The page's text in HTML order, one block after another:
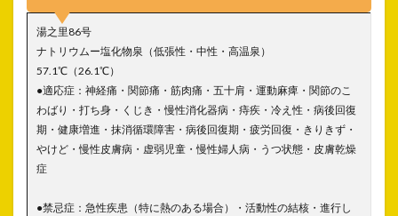
湯之里86号
ナトリウムー塩化物泉（低張性・中性・高温泉）
57.1℃（26.1℃）
●適応症：神経痛・関節痛・筋肉痛・五十肩・運動麻痺・関節のこ
わばり・打ち身・くじき・慢性消化器病・痔疾・冷え性・病後回復
期・健康増進・抹消循環障害・病後回復期・疲労回復・きりきず・
やけど・慢性皮膚病・虚弱児童・慢性婦人病・うつ状態・皮膚乾燥
症
●禁忌症：急性疾患（特に熱のある場合）・活動性の結核・進行し